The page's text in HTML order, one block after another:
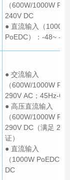
（600W/1000W
240V DC
● 直流输入（1000W
PoEDC）：-48~ -
● 交流输入
（600W/1000W
290V AC；45Hz-
● 高压直流输入
（600W/1000W
290V DC（满足
证）
● 直流输入
（1000W PoEDC
DC